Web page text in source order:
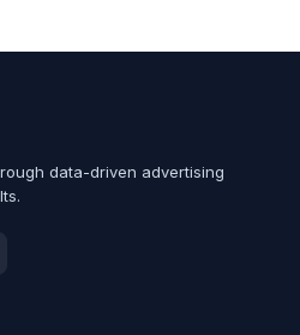
data-driven advertising